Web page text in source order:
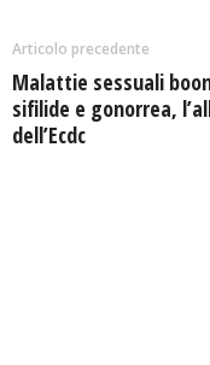
Articolo precedente
Malattie sessuali
sifilide e gonorrea,
dell’Ecdc